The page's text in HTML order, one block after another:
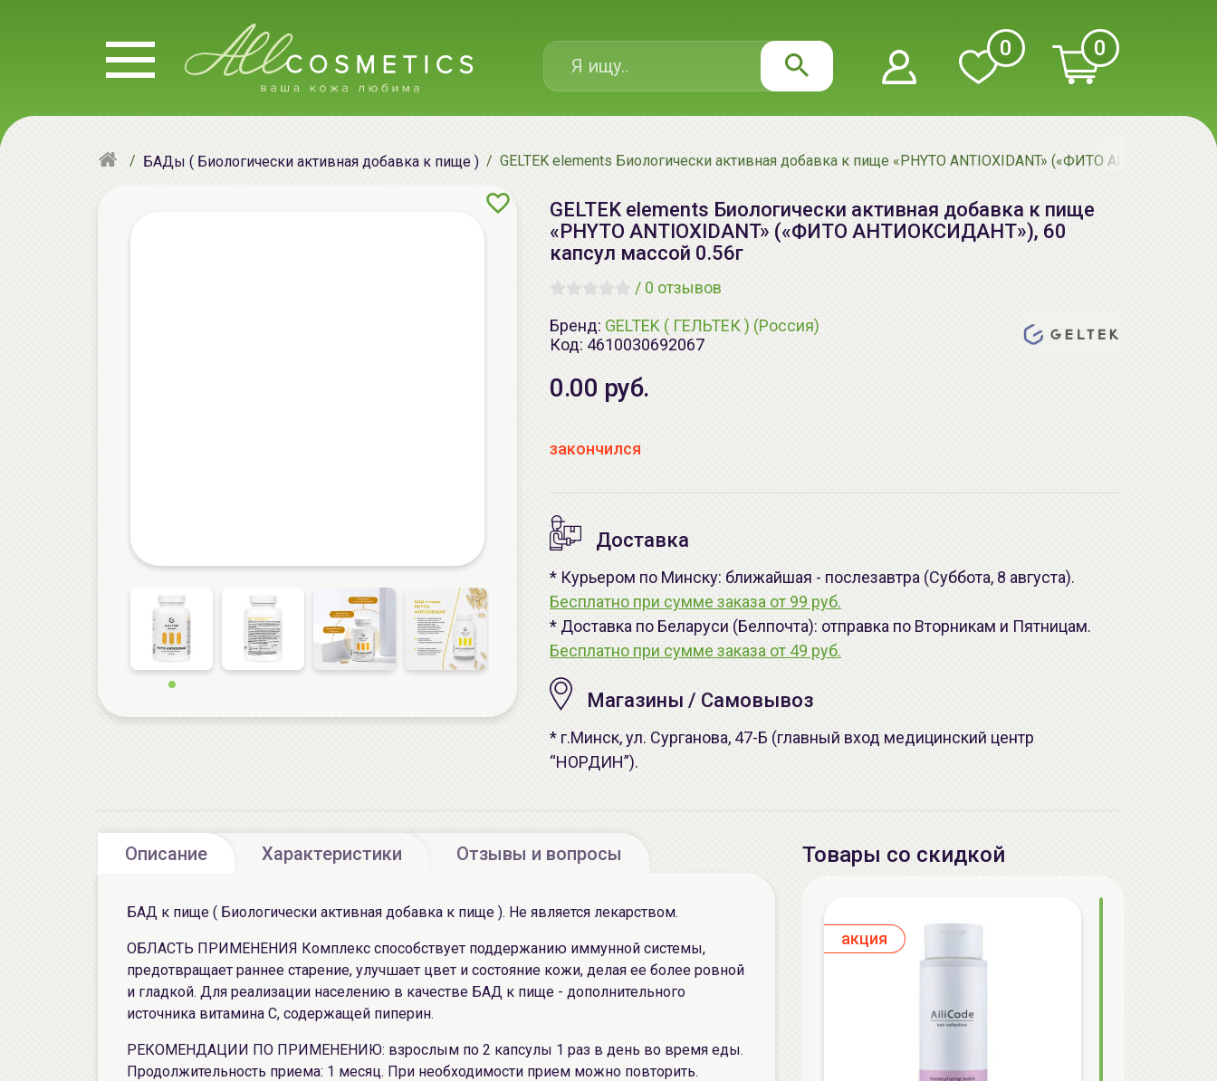
0 0
БАДы ( Биологически активная добавка к пище ) GELTEK elements Биологически активная добавка к пище «PHYTO ANTIOXIDANT» («ФИТО
GELTEK elements Биологически активная добавка к пище
«PHYTO ANTIOXIDANT» («ФИТО АНТИОКСИДАНТ»), 60
капсул массой 0.56г
/ 0 отзывов
Бренд: GELTEK ( ГЕЛЬТЕК ) (Россия)
Код: 4610030692067
0.00 руб.
закончился
Доставка
* Курьером по Минску: ближайшая - послезавтра (Суббота, 8 августа).
Бесплатно при сумме заказа от 99 руб.
* Доставка по Беларуси (Белпочта): отправка по Вторникам и Пятницам.
Бесплатно при сумме заказа от 49 руб.
Магазины / Самовывоз
* г.Минск, ул. Сурганова, 47-Б (главный вход медицинский центр
“НОРДИН”).
Описание Характеристики Отзывы и вопросы
БАД к пище ( Биологически активная добавка к пище ). Не является лекарством.
ОБЛАСТЬ ПРИМЕНЕНИЯ Комплекс способствует поддержанию иммунной системы,
предотвращает раннее старение, улучшает цвет и состояние кожи, делая ее более ровной
и гладкой. Для реализации населению в качестве БАД к пище - дополнительного
источника витамина С, содержащей пиперин.
РЕКОМЕНДАЦИИ ПО ПРИМЕНЕНИЮ: взрослым по 2 капсулы 1 раз в день во время еды.
Продолжительность приема: 1 месяц. При необходимости прием можно повторить.
Товары со скидкой
aкция